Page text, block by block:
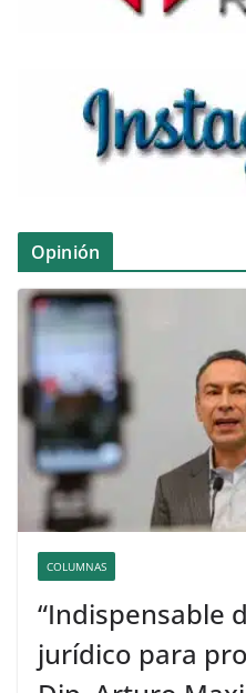
Opinión
COLUMNAS
“Indispensable
jurídico para